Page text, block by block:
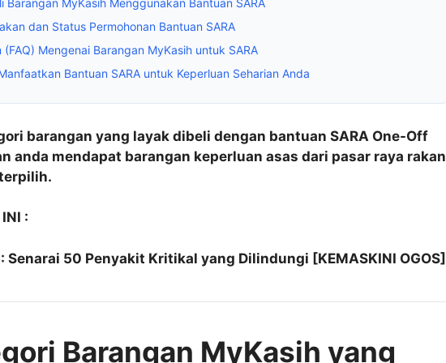
dan Status Permohonan Bantuan SARA
(FAQ) Mengenai Barangan MyKasih untuk SARA
Bantuan SARA untuk Keperluan Seharian Anda
barangan yang layak dibeli dengan bantuan SARA One-Off
anda mendapat barangan keperluan asas dari pasar raya rakan
:
Senarai 50 Penyakit Kritikal yang Dilindungi [KEMASKINI OGOS]
Barangan MyKasih yang